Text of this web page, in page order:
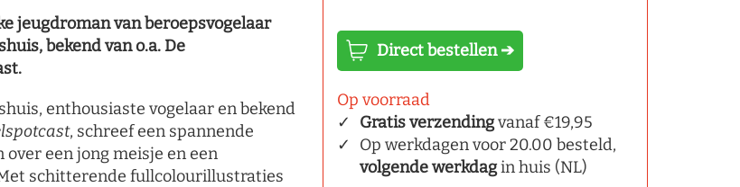
jeugdroman van beroepsvogelaar
bekend van o.a. De
enthousiaste vogelaar en bekend
, schreef een spannende
een jong meisje en een
schitterende fullcolourillustraties
Direct bestellen ➔
Op voorraad
Gratis verzendingvanaf €19,95
Op werkdagen voor 20.00 besteld,
volgende werkdagin huis (NL)